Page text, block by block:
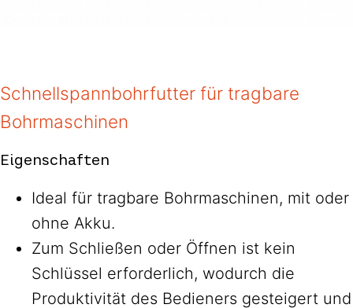
Schnellspannbohrfutter für tragbare
Bohrmaschinen
Eigenschaften
Ideal für tragbare Bohrmaschinen, mit oder
ohne Akku.
Zum Schließen oder Öffnen ist kein
Schlüssel erforderlich, wodurch die
Produktivität des Bedieners gesteigert und